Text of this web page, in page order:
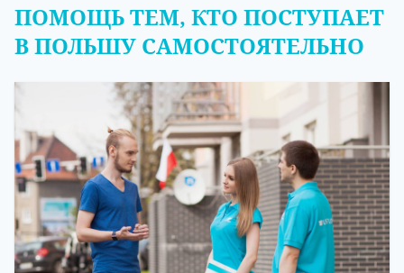
ПОМОЩЬ ТЕМ, КТО ПОСТУПАЕТ
В ПОЛЬШУ САМОСТОЯТЕЛЬНО